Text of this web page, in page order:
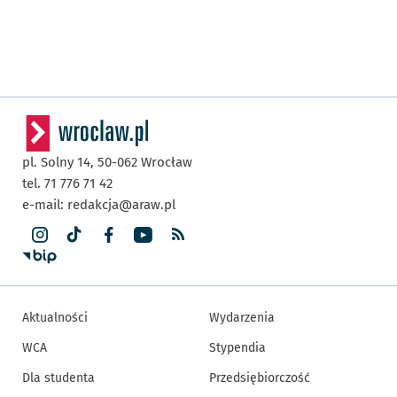
pl. Solny 14, 50-062 Wrocław
tel. 71 776 71 42
e-mail: redakcja@araw.pl
Aktualności
WCA
Dla studenta
Wydarzenia
Stypendia
Przedsiębiorczość